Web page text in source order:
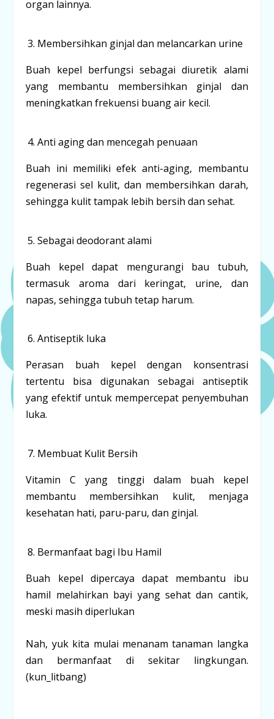
organ lainnya.
Membersihkan ginjal dan melancarkan urine
Buah kepel berfungsi sebagai diuretik alami
yang membantu membersihkan ginjal dan
meningkatkan frekuensi buang air kecil.
Anti aging dan mencegah penuaan
Buah ini memiliki efek anti-aging, membantu
regenerasi sel kulit, dan membersihkan darah,
sehingga kulit tampak lebih bersih dan sehat.
Sebagai deodorant alami
Buah kepel dapat mengurangi bau tubuh,
termasuk aroma dari keringat, urine, dan
napas, sehingga tubuh tetap harum.
Antiseptik luka
Perasan buah kepel dengan konsentrasi
tertentu bisa digunakan sebagai antiseptik
yang efektif untuk mempercepat penyembuhan
luka.
Membuat Kulit Bersih
Vitamin C yang tinggi dalam buah kepel
membantu membersihkan kulit, menjaga
kesehatan hati, paru-paru, dan ginjal.
Bermanfaat bagi Ibu Hamil
Buah kepel dipercaya dapat membantu ibu
hamil melahirkan bayi yang sehat dan cantik,
meski masih diperlukan
Nah, yuk kita mulai menanam tanaman langka
dan bermanfaat di sekitar lingkungan.
(kun_litbang)